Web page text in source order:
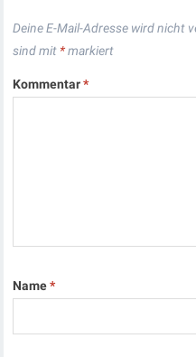
Deine E-Mail-Adresse wird nicht
sind mit *markiert
Kommentar*
Name*